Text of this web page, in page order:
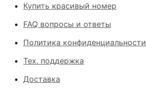
Купить красивый номер
FAQ вопросы и ответы
Политика конфиденциальности
Тех. поддержка
Доставка